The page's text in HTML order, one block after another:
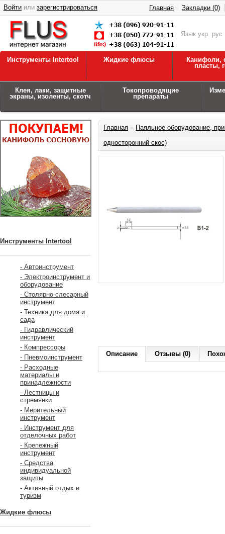
Язык укр рус
Войти или зарегистрироваться Главная Закладки (0)
Инструменты Intertool Жидкие флюсы
Канифоли,
пласты,
Клея, лаки, защитные
экраны, изоленты, скотч
Токопроводящие
препараты
Инструменты Intertool
- Автоинструмент
- Электроинструмент и
оборудование
- Столярно-слесарный
инструмент
- Техника для дома и
сада
- Гидравлический
инструмент
- Компрессоры
- Пневмоинструмент
- Расходные
материалы и
принадлежности
- Лестницы и
стремянки
- Мерительный
инструмент
- Инструмент для
отделочных работ
- Крепежный
инструмент
- Средства
индивидуальной
защиты
- Активный отдых и
туризм
Жидкие флюсы
Главная » Паяльное оборудование,
односторонний скос)
Описание Отзывы (0)